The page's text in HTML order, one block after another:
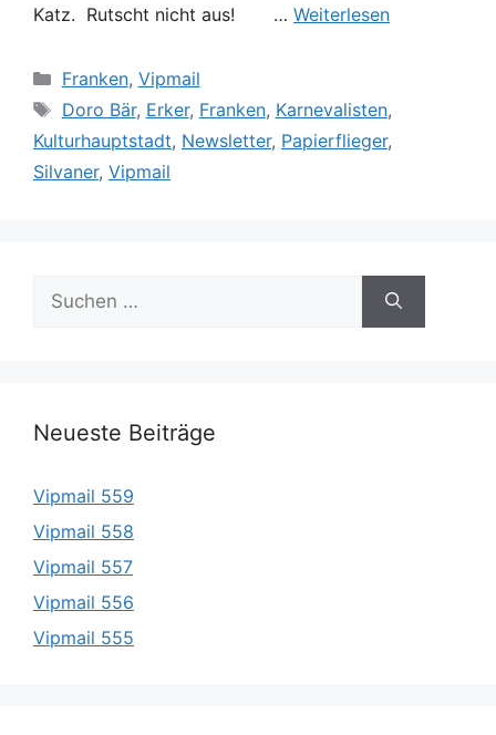
Katz. Rutscht nicht aus! … Weiterlesen
Kategorien
Franken, Vipmail
Schlagwörter
Doro Bär, Erker, Franken, Karnevalisten,
Kulturhauptstadt, Newsletter, Papierflieger,
Silvaner, Vipmail
Suche
nach:
Neueste Beiträge
Vipmail 559
Vipmail 558
Vipmail 557
Vipmail 556
Vipmail 555